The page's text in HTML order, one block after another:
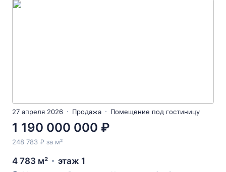
27 апреля 2026 Продажа Помещение под гостиницу
1 190 000 000 ₽
248 783 ₽ за м²
4 783 м² этаж 1